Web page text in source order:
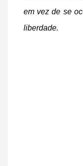
em vez de se
liberdade.